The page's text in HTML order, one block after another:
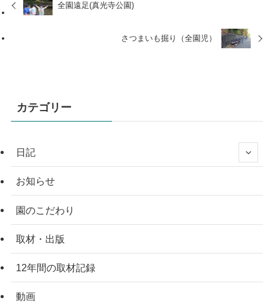
全園遠足(真光寺公園)
さつまいも掘り（全園児）
カテゴリー
日記
お知らせ
園のこだわり
取材・出版
12年間の取材記録
動画